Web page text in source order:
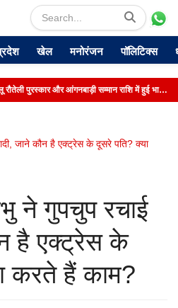
सीएम धामी का बड़ा ऐलान: तीलू रौतेली पुरस्कार और आंगनबाड़ी सम्मान राशि में हुई भारी बढ़ोतरी
खेल मनोरंजन पॉलिटिक्स
जाने कौन है एक्ट्रेस के दूसरे पति? क्या
ने गुपचुप रचाई
है एक्ट्रेस के
करते हैं काम?